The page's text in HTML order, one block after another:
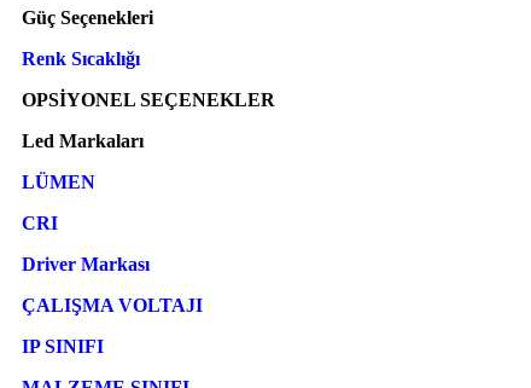
Güç Seçenekleri
Renk Sıcaklığı
OPSİYONEL SEÇENEKLER
Led Markaları
LÜMEN
CRI
Driver Markası
ÇALIŞMA VOLTAJI
IP SINIFI